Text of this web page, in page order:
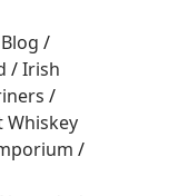
Irish
Whiskey